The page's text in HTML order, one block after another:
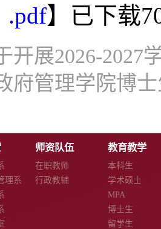
.pdf】已下载
开展2026-2027
府管理学院博
理系
师资队伍
在职教师
行政教辅
教育教学
本科生
学术硕士
MPA
博士生
留学生